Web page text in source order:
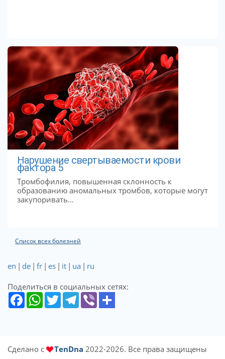
Нарушение свертываемости крови
фактора 5
Тромбофилия, повышенная склонность к
образованию аномальных тромбов, которые могут
закупоривать...
Список всех болезней
en | de | fr | es | it | ua | ru
Поделиться в социальных сетях:
Сделано с TenDna 2022-2026. Все права защищены